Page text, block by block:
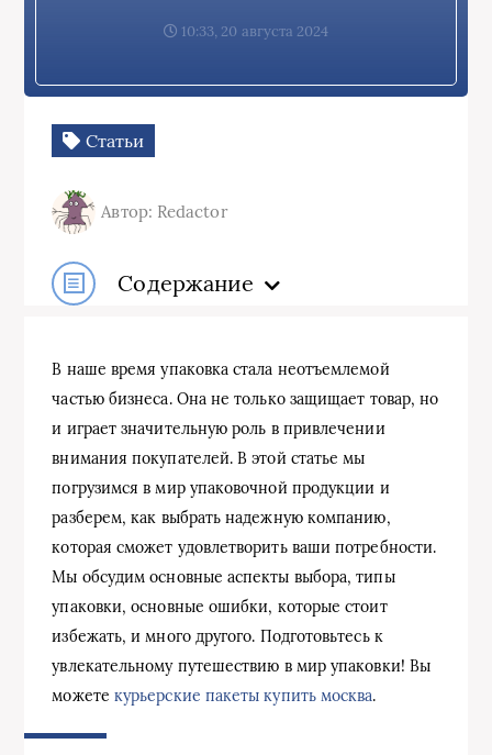
10:33, 20 августа 2024
Статьи
Автор: Redactor
Содержание
В наше время упаковка стала неотъемлемой
частью бизнеса. Она не только защищает товар, но
и играет значительную роль в привлечении
внимания покупателей. В этой статье мы
погрузимся в мир упаковочной продукции и
разберем, как выбрать надежную компанию,
которая сможет удовлетворить ваши потребности.
Мы обсудим основные аспекты выбора, типы
упаковки, основные ошибки, которые стоит
избежать, и много другого. Подготовьтесь к
увлекательному путешествию в мир упаковки! Вы
можете курьерские пакеты купить москва.